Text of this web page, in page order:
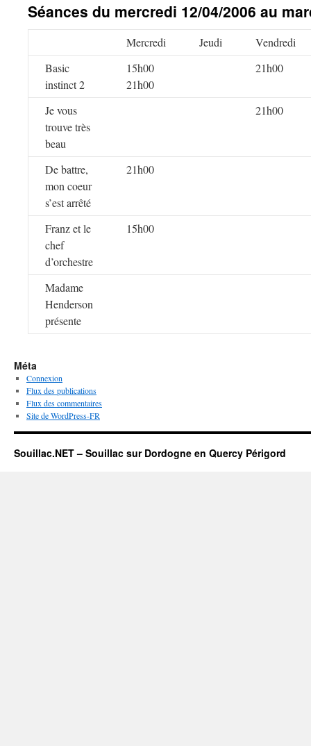
Séances du mercredi 12/04/2006 au
Mercredi Jeudi
Vendredi
Basic
instinct 2
15h00
21h00
21h00
Je vous
trouve très
beau
21h00
De battre,
mon coeur
s’est arrêté
21h00
Franz et le
chef
d’orchestre
15h00
Madame
Henderson
présente
Méta
Connexion
Flux des publications
Flux des commentaires
Site de WordPress-FR
Souillac.NET – Souillac sur Dordogne en Quercy Périgord